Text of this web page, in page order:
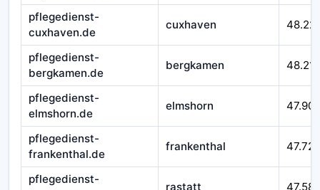
pflegedienst-
cuxhaven.de
cuxhaven 48.221
pflegedienst-
bergkamen.de
bergkamen 48.218
pflegedienst-
elmshorn.de
elmshorn 47.907
pflegedienst-
frankenthal.de
frankenthal 47.727
pflegedienst-
rastatt 47.586